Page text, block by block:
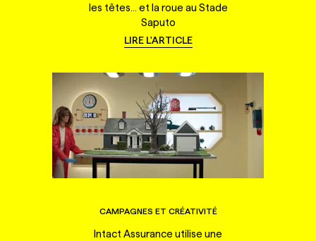
les têtes... et la roue au Stade
Saputo
LIRE L'ARTICLE
CAMPAGNES ET CRÉATIVITÉ
Intact Assurance utilise une